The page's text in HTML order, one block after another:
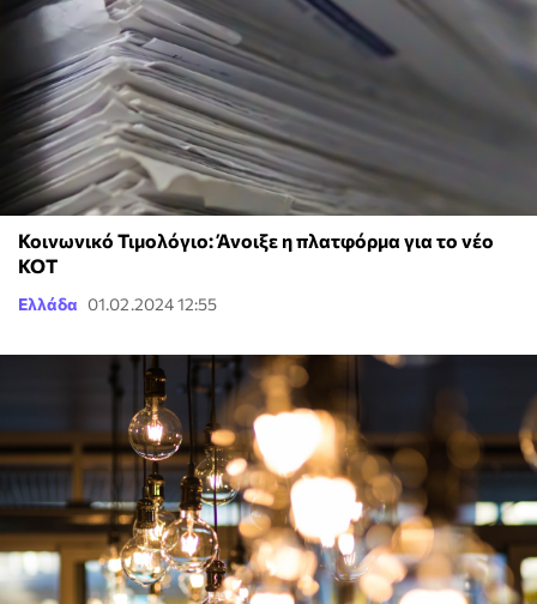
Κοινωνικό Τιμολόγιο: Άνοιξε η πλατφόρμα για το νέο
ΚΟΤ
Ελλάδα 01.02.2024 12:55